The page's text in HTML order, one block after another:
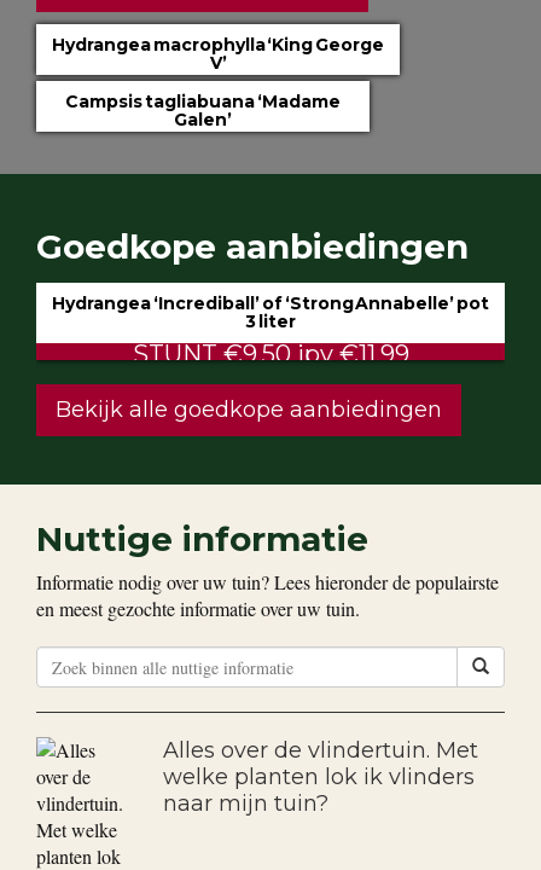
Hydrangea macrophylla ‘King George
V’
Campsis tagliabuana ‘Madame
Galen’
Goedkope aanbiedingen
Klimop aan stok pot 1.5 liter 80/100 cm
ALTIJD LAAG €2.50
Bekijk alle goedkope aanbiedingen
Nuttige informatie
Informatie nodig over uw tuin? Lees hieronder de populairste
en meest gezochte informatie over uw tuin.
Alles over de vlindertuin. Met
welke planten lok ik vlinders
naar mijn tuin?